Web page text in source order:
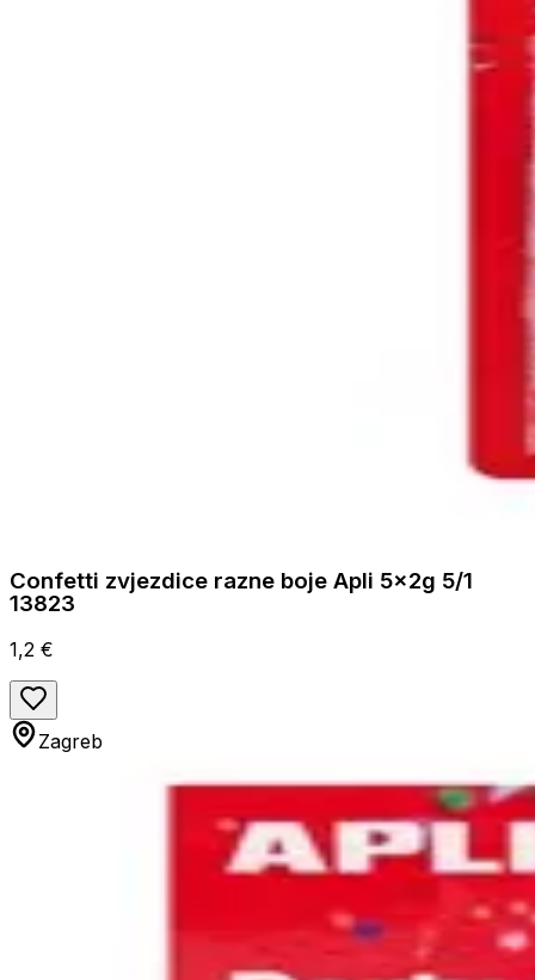
Confetti zvjezdice razne boje Apli 5x2g 5/1
13823
1,2 €
Zagreb